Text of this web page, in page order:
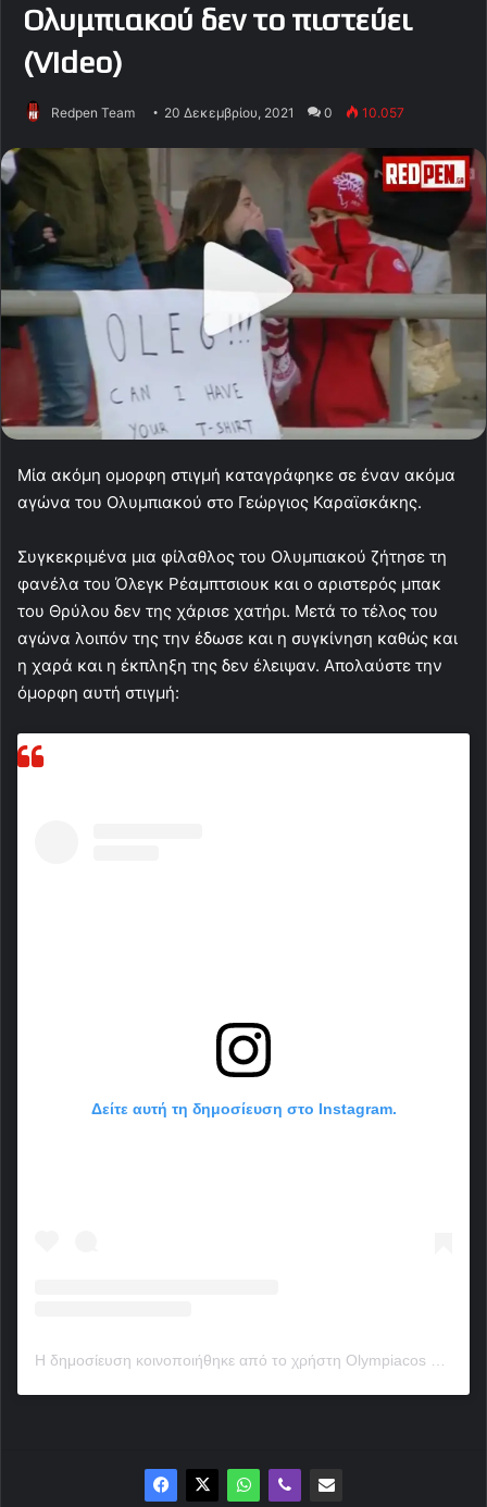
Ολυμπιακού δεν το πιστεύει
(Video)
Redpen Team 20 Δεκεμβρίου, 2021 0 10.057
Μία ακόμη ομορφη στιγμή καταγράφηκε σε έναν ακόμα
αγώνα του Ολυμπιακού στο Γεώργιος Καραϊσκάκης.
Συγκεκριμένα μια φίλαθλος του Ολυμπιακού ζήτησε τη
φανέλα του Όλεγκ Ρέαμπτσιουκ και ο αριστερός μπακ
του Θρύλου δεν της χάρισε χατήρι. Μετά το τέλος του
αγώνα λοιπόν της την έδωσε και η συγκίνηση καθώς και
η χαρά και η έκπληξη της δεν έλειψαν. Απολαύστε την
όμορφη αυτή στιγμή:
Δείτε αυτή τη δημοσίευση στο Instagram.